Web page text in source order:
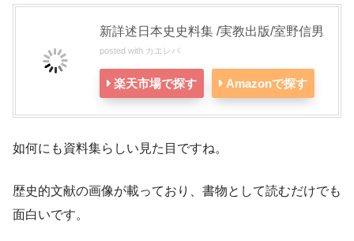
新詳述日本史史料集 /実教出版/室野信男
posted with カエレバ
楽天市場で探す Amazonで探す
如何にも資料集らしい見た目ですね。
歴史的文献の画像が載っており、書物として読むだけでも
面白いです。